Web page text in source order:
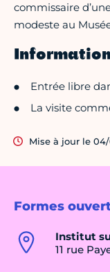
Formes
Institut
11 rue
commissaire
modeste au
Entrée libre
La visite
Mise à jour le